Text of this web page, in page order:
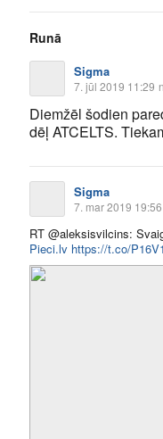
Runā
Sigma
7. jūl 2019 11:29
Diemžēl šodien
dēļ ATCELTS.
Sigma
7. mar 2019 19:56
RT @aleksisvilcins:
Pieci.lv https://t.co/